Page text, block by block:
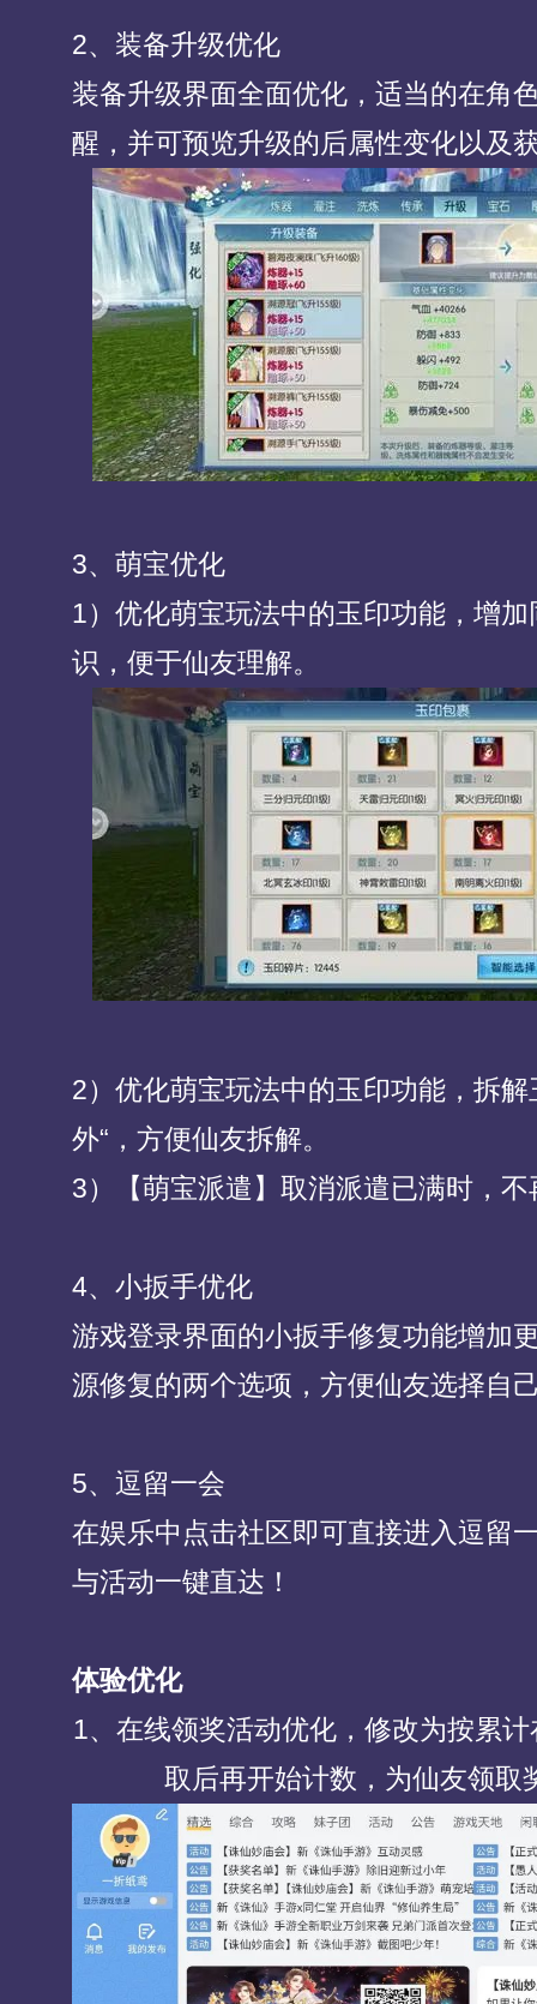
2、装备升级优化
装备升级界面全面优化，适当的在角
醒，并可预览升级的后属性变化以及
3、萌宝优化
1）优化萌宝玩法中的玉印功能，增
识，便于仙友理解。
2）优化萌宝玩法中的玉印功能，拆解
外“，方便仙友拆解。
3）【萌宝派遣】取消派遣已满时，
4、小扳手优化
游戏登录界面的小扳手修复功能增加
源修复的两个选项，方便仙友选择自
5、逗留一会
在娱乐中点击社区即可直接进入逗留
与活动一键直达！
体验优化
1、在线领奖活动优化，修改为按累
取后再开始计数，为仙友领取